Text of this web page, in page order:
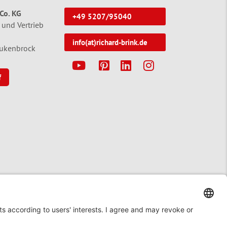
KG
Vertrieb
+49 5207/95040
info(at)richard-brink.de